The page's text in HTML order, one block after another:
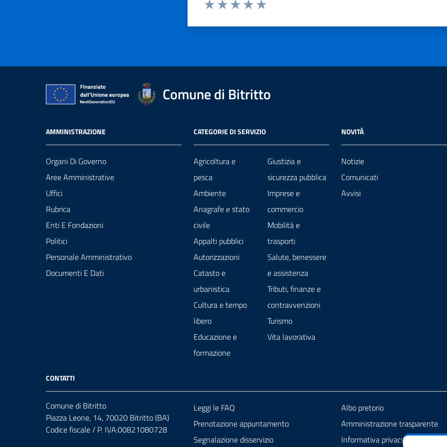
Comune di Bitritto
AMMINISTRAZIONE
Organi Di Governo
Aree Amministrative
Uffici
Rubrica
Enti E Fondazioni
Politici
Personale Amministrativo
Documenti E Dati
CATEGORIE DI SERVIZIO
Agricoltura e
pesca
Ambiente
Anagrafe e stato
civile
Appalti pubblici
Autorizzazioni
Catasto e
urbanistica
Cultura e tempo
libero
Educazione e
formazione
Giustizia e
sicurezza pubblica
Imprese e
commercio
Mobilità e
trasporti
Salute, benessere
e assistenza
Tributi, finanze e
contravvenzioni
Turismo
Vita lavorativa
NOVITÀ
Notizie
Comunicati
Avvisi
CONTATTI
Comune di Bitritto
Piazza Leone, 14, 70020 Bitritto (BA)
Codice fiscale / P. IVA:00821080728
Leggi le FAQ
Prenotazione appuntamento
Segnalazione disservizio
Albo pretorio
Amministrazione trasparente
Informativa privacy